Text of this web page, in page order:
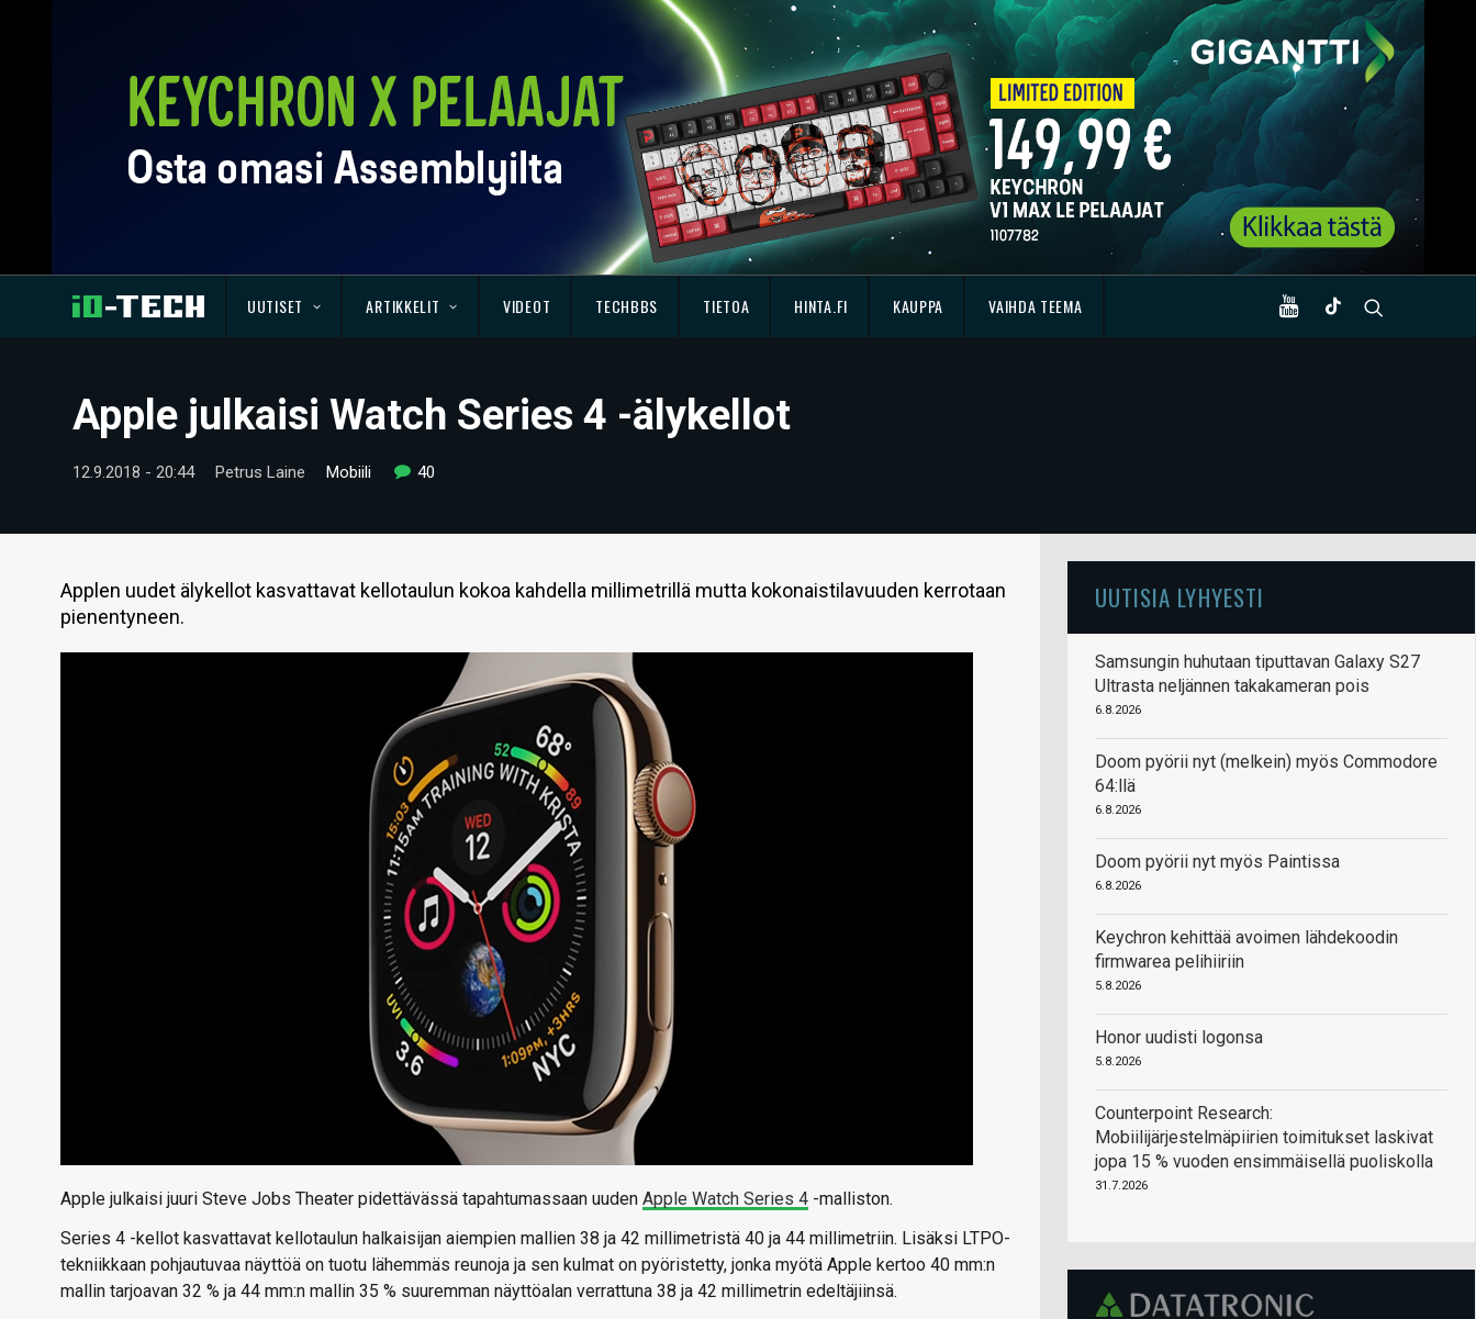
UUTISET ARTIKKELIT VIDEOT TECHBBS TIETOA HINTA.FI KAUPPA VAIHDA TEEMA
Apple julkaisi Watch Series 4 -älykellot
12.9.2018 - 20:44 Petrus Laine Mobiili 40
Applen uudet älykellot kasvattavat kellotaulun kokoa kahdella millimetrillä mutta kokonaistilavuuden kerrotaan
pienentyneen.
Apple julkaisi juuri Steve Jobs Theater pidettävässä tapahtumassaan uuden Apple Watch Series 4 -malliston.
Series 4 -kellot kasvattavat kellotaulun halkaisijan aiempien mallien 38 ja 42 millimetristä 40 ja 44 millimetriin. Lisäksi LTPO-
tekniikkaan pohjautuvaa näyttöä on tuotu lähemmäs reunoja ja sen kulmat on pyöristetty, jonka myötä Apple kertoo 40 mm:n
mallin tarjoavan 32 % ja 44 mm:n mallin 35 % suuremman näyttöalan verrattuna 38 ja 42 millimetrin edeltäjiinsä.
UUTISIA LYHYESTI
Samsungin huhutaan tiputtavan Galaxy S27
Ultrasta neljännen takakameran pois
6.8.2026
Doom pyörii nyt (melkein) myös Commodore
64:llä
6.8.2026
Doom pyörii nyt myös Paintissa
6.8.2026
Keychron kehittää avoimen lähdekoodin
firmwarea pelihiiriin
5.8.2026
Honor uudisti logonsa
5.8.2026
Counterpoint Research:
Mobiilijärjestelmäpiirien toimitukset laskivat
jopa 15 % vuoden ensimmäisellä puoliskolla
31.7.2026